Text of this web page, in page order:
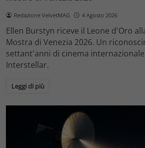
Redazione VelvetMAG 4 Agosto 2026
Ellen Burstyn riceve il Leone d'Oro
Mostra di Venezia 2026. Un
settant'anni di cinema
Interstellar.
Leggi di più